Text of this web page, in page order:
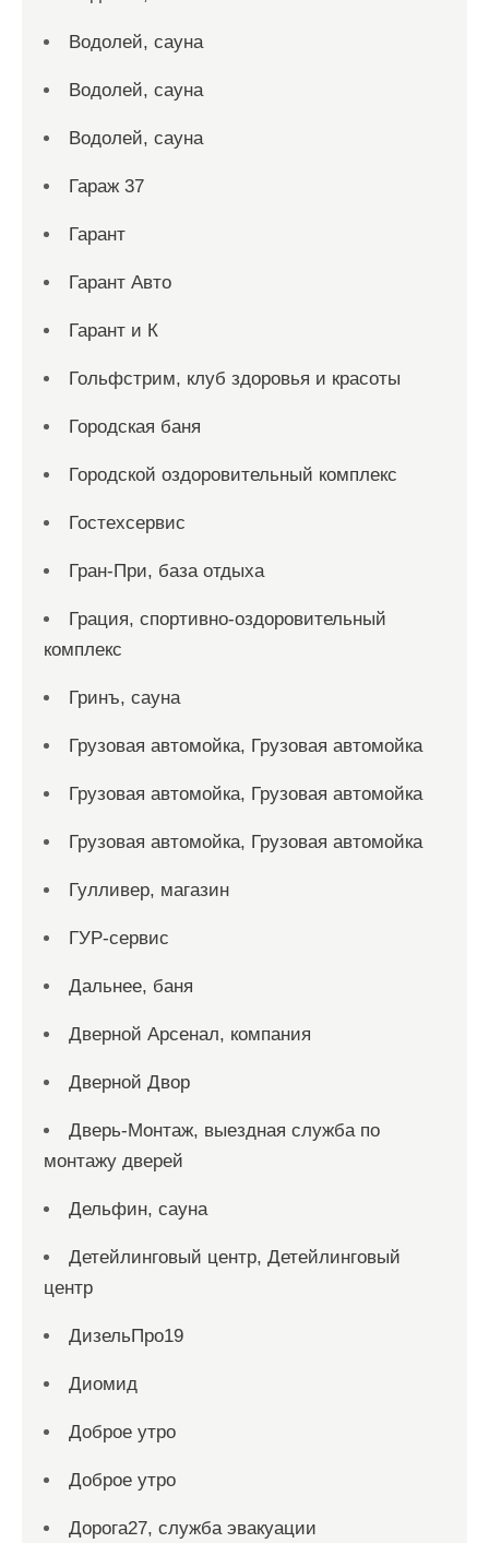
Водолей, сауна
Водолей, сауна
Водолей, сауна
Гараж 37
Гарант
Гарант Авто
Гарант и К
Гольфстрим, клуб здоровья и красоты
Городская баня
Городской оздоровительный комплекс
Гостехсервис
Гран-При, база отдыха
Грация, спортивно-оздоровительный
комплекс
Гринъ, сауна
Грузовая автомойка, Грузовая автомойка
Грузовая автомойка, Грузовая автомойка
Грузовая автомойка, Грузовая автомойка
Гулливер, магазин
ГУР-сервис
Дальнее, баня
Дверной Арсенал, компания
Дверной Двор
Дверь-Монтаж, выездная служба по
монтажу дверей
Дельфин, сауна
Детейлинговый центр, Детейлинговый
центр
ДизельПро19
Диомид
Доброе утро
Доброе утро
Дорога27, служба эвакуации